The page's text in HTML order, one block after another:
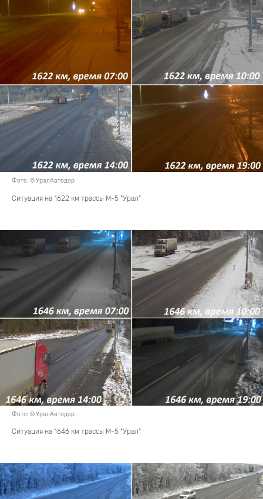
Фото: © УралАвтодор
Ситуация на 1622 км трассы М-5 "Урал"
Фото: © УралАвтодор
Ситуация на 1646 км трассы М-5 "Урал"